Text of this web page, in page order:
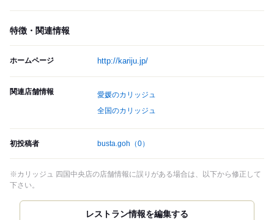
特徴・関連情報
ホームページ http://kariju.jp/
関連店舗情報
愛媛のカリッジュ
全国のカリッジュ
初投稿者 busta.goh （0）
※カリッジュ 四国中央店の店舗情報に誤りがある場合は、以下から修正して
下さい。